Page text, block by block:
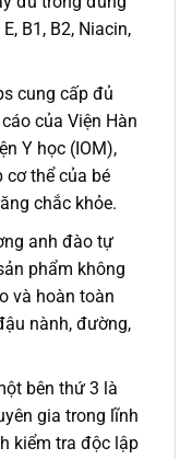
B1, B2, Niacin,
cung cấp đủ
của Viện Hàn
Y học (IOM),
thể của bé
chắc khỏe.
anh đào tự
phẩm không
và hoàn toàn
nành, đường,
bên thứ 3 là
gia trong lĩnh
kiểm tra độc lập